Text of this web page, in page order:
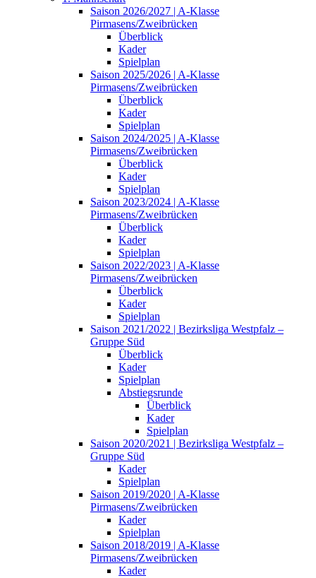
Saison 2026/2027 | A-Klasse
Pirmasens/Zweibrücken
Überblick
Kader
Spielplan
Saison 2025/2026 | A-Klasse
Pirmasens/Zweibrücken
Überblick
Kader
Spielplan
Saison 2024/2025 | A-Klasse
Pirmasens/Zweibrücken
Überblick
Kader
Spielplan
Saison 2023/2024 | A-Klasse
Pirmasens/Zweibrücken
Überblick
Kader
Spielplan
Saison 2022/2023 | A-Klasse
Pirmasens/Zweibrücken
Überblick
Kader
Spielplan
Saison 2021/2022 | Bezirksliga Westpfalz –
Gruppe Süd
Überblick
Kader
Spielplan
Abstiegsrunde
Überblick
Kader
Spielplan
Saison 2020/2021 | Bezirksliga Westpfalz –
Gruppe Süd
Kader
Spielplan
Saison 2019/2020 | A-Klasse
Pirmasens/Zweibrücken
Kader
Spielplan
Saison 2018/2019 | A-Klasse
Pirmasens/Zweibrücken
Kader